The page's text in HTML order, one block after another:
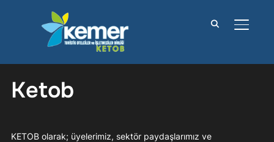
YAN
Ketob
KETOB olarak; üyelerimiz, sektör paydaşlarımız ve